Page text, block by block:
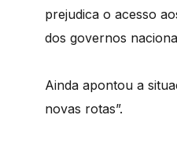
prejudica o acesso
dos governos
Ainda apontou a
novas rotas”.